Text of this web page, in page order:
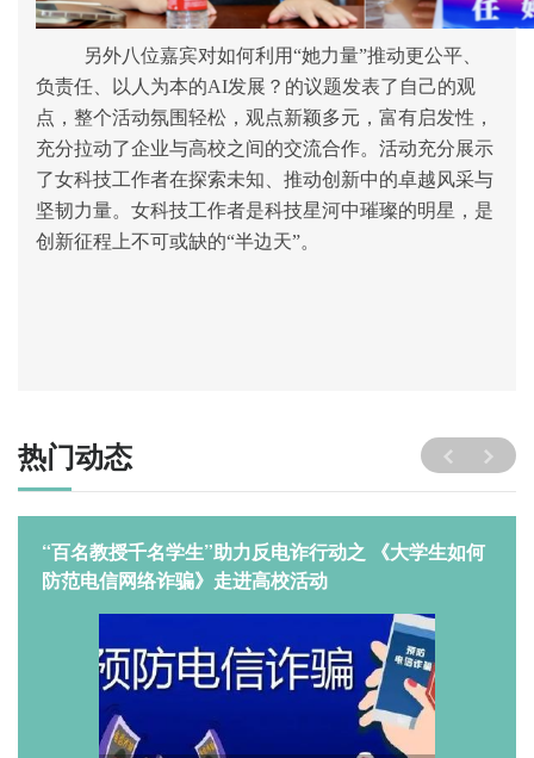
另外八位嘉宾对如何利用“她力量”推动更公平、
负责任、以人为本的AI发展？的议题发表了自己的观
点，整个活动氛围轻松，观点新颖多元， 富有启发性，
充分拉动了企业与高校之间的交流合作。活动充分展示
了女科技工作者在探索未知、推动创新中的卓越风采与
坚韧力量。女科技工作者是科技星河中璀璨的明星，是
创新征程上不可或缺的“半边天”。
热门动态
“百名教授千名学生”助力反电诈行动之 《大学生如何
防范电信网络诈骗》走进高校活动